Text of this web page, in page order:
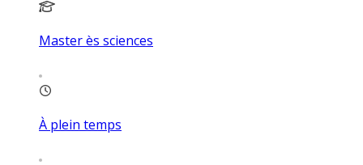
Master ès sciences
À plein temps